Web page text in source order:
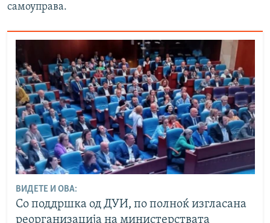
самоуправа.
ВИДЕТЕ И ОВА:
Со поддршка од ДУИ, по полноќ изгласана
реорганизација на министерствата